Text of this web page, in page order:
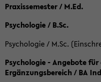
Praxissemester / M.Ed.
Psychologie / B.Sc.
Psychologie / M.Sc.
Psychologie - Angebote
Ergänzungsbereich / BA